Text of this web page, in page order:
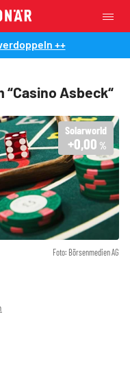
++
Asbeck“
Foto: Börsenmedien AG
Solarworld
+0,00 %